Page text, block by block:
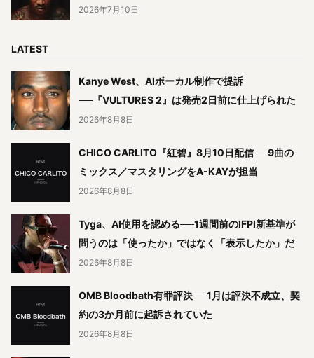
2026年7月10日
LATEST
Kanye West、AIボーカル制作で提訴
──『VULTURES 2』は発売2日前に仕上げられた
2026年8月8日
CHICO CARLITO『紅碧』8月10日配信──9曲の
ミックス／マスタリングをA-KAYが担当
2026年8月8日
Tyga、AI使用を認める──1週間前のIFPI新基準が
問うのは「使ったか」ではなく「表示したか」だ
2026年8月8日
OMB Bloodbath有罪評決──1月は評決不成立、契
約の3か月前に起訴されていた
2026年8月8日